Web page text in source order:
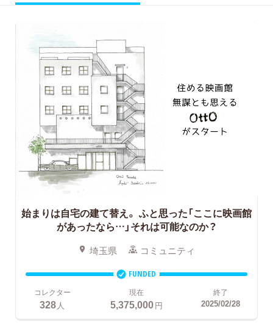
始まりは自宅の建て替え。 ふと思った「ここに映画館
があったなら…」それは可能なのか？
埼玉県 コミュニティ
FUNDED
コレクター
328 人
現在
5,375,000円
終了
2025/02/28